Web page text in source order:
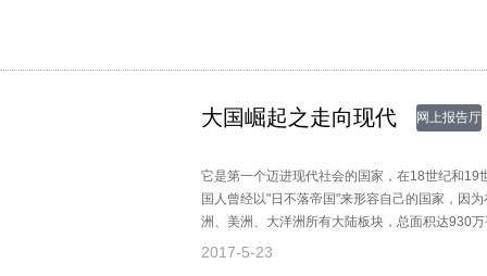
大国崛起之走向现代 网上报告厅
它是第一个迈进现代社会的国家，在18世纪和
国人曾经以"日不落帝国"来形容自己的国家，因
洲、美洲、大洋洲所有大陆板块，总面积达930
2017-5-23